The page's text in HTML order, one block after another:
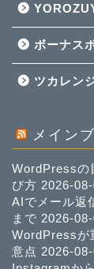
ボーナス
ツカレン
メイン
WordPressの
び方 2026-
AIでメール返
まで 2026-
WordPressが
意点 2026-